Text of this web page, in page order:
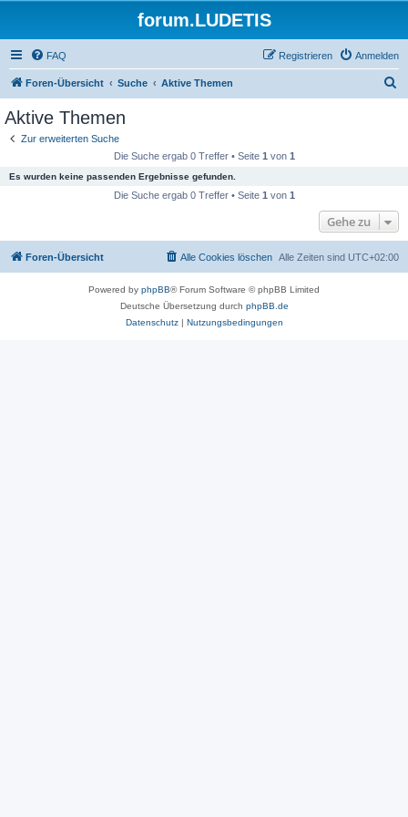
forum.LUDETIS
FAQ Anmelden
Registrieren
Foren-Übersicht Suche Aktive Themen
Aktive Themen
Zur erweiterten Suche
Die Suche ergab 0 Treffer • Seite 1 von 1
Es wurden keine passenden Ergebnisse gefunden.
Die Suche ergab 0 Treffer • Seite 1 von 1
Gehe zu
Foren-Übersicht Alle Zeiten sind UTC+02:00
Alle Cookies löschen
Powered by phpBB® Forum Software © phpBB Limited
Deutsche Übersetzung durch phpBB.de
Datenschutz| Nutzungsbedingungen